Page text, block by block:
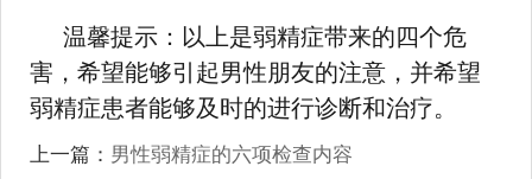
温馨提示：以上是弱精症带来的四个危
害，希望能够引起男性朋友的注意，并希望
弱精症患者能够及时的进行诊断和治疗。
上一篇： 男性弱精症的六项检查内容